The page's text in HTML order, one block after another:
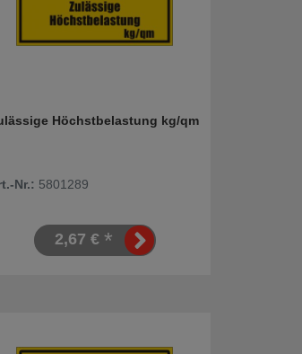
Höchstbelastung kg/qm
Nr.: 5801289
2,67 € *